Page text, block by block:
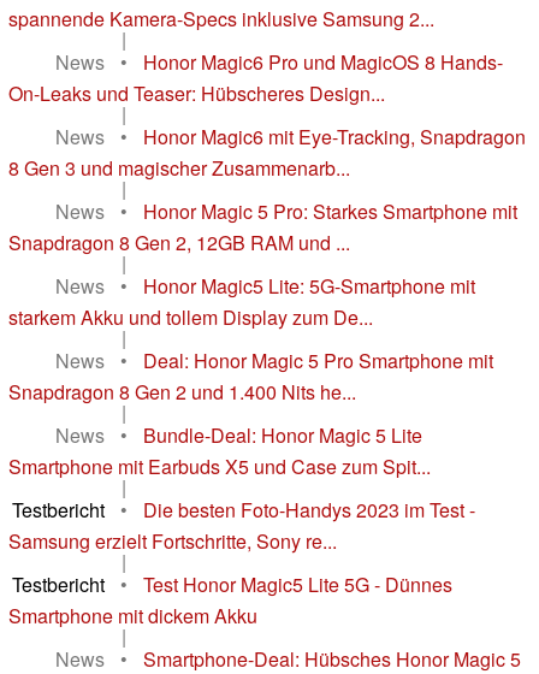
spannende Kamera-Specs inklusive Samsung 2...
|
News
•
Honor Magic6 Pro und MagicOS 8 Hands-
On-Leaks und Teaser: Hübscheres Design...
|
News
•
Honor Magic6 mit Eye-Tracking, Snapdragon
8 Gen 3 und magischer Zusammenarb...
|
News
•
Honor Magic 5 Pro: Starkes Smartphone mit
Snapdragon 8 Gen 2, 12GB RAM und ...
|
News
•
Honor Magic5 Lite: 5G-Smartphone mit
starkem Akku und tollem Display zum De...
|
News
•
Deal: Honor Magic 5 Pro Smartphone mit
Snapdragon 8 Gen 2 und 1.400 Nits he...
|
News
•
Bundle-Deal: Honor Magic 5 Lite
Smartphone mit Earbuds X5 und Case zum Spit...
|
Testbericht
•
Die besten Foto-Handys 2023 im Test -
Samsung erzielt Fortschritte, Sony re...
|
Testbericht
•
Test Honor Magic5 Lite 5G - Dünnes
Smartphone mit dickem Akku
|
News
•
Smartphone-Deal: Hübsches Honor Magic 5